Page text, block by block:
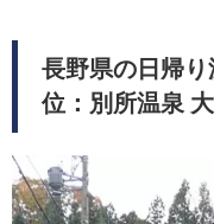
長野県の日帰り
位：別所温泉